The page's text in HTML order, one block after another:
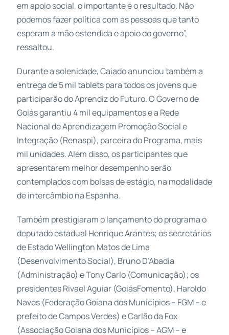
em apoio social, o importante é o resultado. Não
podemos fazer política com as pessoas que tanto
esperam a mão estendida e apoio do governo”,
ressaltou.
Durante a solenidade, Caiado anunciou também a
entrega de 5 mil tablets para todos os jovens que
participarão do Aprendiz do Futuro. O Governo de
Goiás garantiu 4 mil equipamentos e a Rede
Nacional de Aprendizagem Promoção Social e
Integração (Renaspi), parceira do Programa, mais
mil unidades. Além disso, os participantes que
apresentarem melhor desempenho serão
contemplados com bolsas de estágio, na modalidade
de intercâmbio na Espanha.
Também prestigiaram o lançamento do programa o
deputado estadual Henrique Arantes; os secretários
de Estado Wellington Matos de Lima
(Desenvolvimento Social), Bruno D’Abadia
(Administração) e Tony Carlo (Comunicação); os
presidentes Rivael Aguiar (GoiásFomento), Haroldo
Naves (Federação Goiana dos Municípios – FGM – e
prefeito de Campos Verdes) e Carlão da Fox
(Associação Goiana dos Municípios – AGM – e